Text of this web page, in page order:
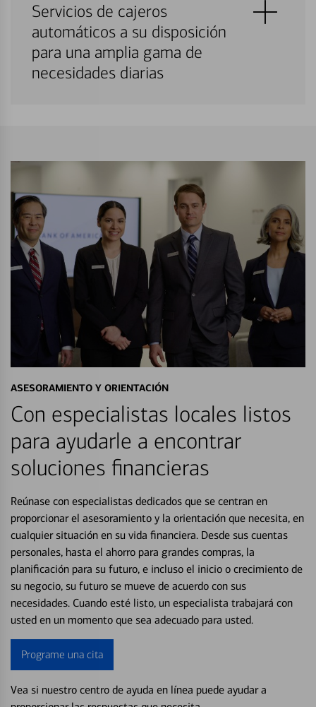
Servicios de cajeros
automáticos a su disposición
para una amplia gama de
necesidades diarias
ASESORAMIENTO Y ORIENTACIÓN
Con especialistas locales listos
para ayudarle a encontrar
soluciones financieras
Reúnase con especialistas dedicados que se centran en
proporcionar el asesoramiento y la orientación que necesita, en
cualquier situación en su vida financiera. Desde sus cuentas
personales, hasta el ahorro para grandes compras, la
planificación para su futuro, e incluso el inicio o crecimiento de
su negocio, su futuro se mueve de acuerdo con sus
necesidades. Cuando esté listo, un especialista trabajará con
usted en un momento que sea adecuado para usted.
Programe una cita
Vea si nuestro centro de ayuda en línea puede ayudar a